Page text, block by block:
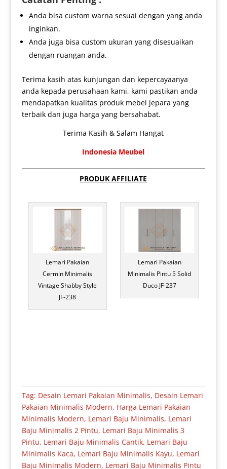
Anda bisa custom warna sesuai dengan yang anda
inginkan.
Anda juga bisa custom ukuran yang disesuaikan
dengan ruangan anda.
Terima kasih atas kunjungan dan kepercayaanya
anda kepada perusahaan kami, kami pastikan anda
mendapatkan kualitas produk mebel jepara yang
terbaik dan juga harga yang bersahabat.
Terima Kasih & Salam Hangat
Indonesia Meubel
PRODUK AFFILIATE
Lemari Pakaian
Cermin Minimalis
Vintage Shabby Style
JF-238
Lemari Pakaian
Minimalis Pintu 5 Solid
Duco JF-237
Tag: Desain Lemari Pakaian Minimalis, Desain Lemari
Pakaian Minimalis Modern, Harga Lemari Pakaian
Minimalis Modern, Lemari Baju Minimalis, Lemari
Baju Minimalis 2 Pintu, Lemari Baju Minimalis 3
Pintu, Lemari Baju Minimalis Cantik, Lemari Baju
Minimalis Kaca, Lemari Baju Minimalis Kayu, Lemari
Baju Minimalis Modern, Lemari Baju Minimalis Pintu